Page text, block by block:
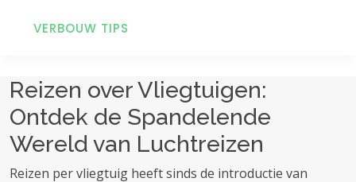
VERBOUW TIPS
Reizen over Vliegtuigen:
Ontdek de Spandelende
Wereld van Luchtreizen
Reizen per vliegtuig heeft sinds de introductie van